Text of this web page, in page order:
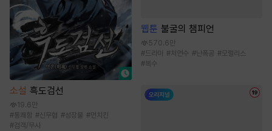
소설 흑도검선
19.6만
#통쾌함 #신무협 #성장물 #먼치킨
#검객/무사
웹툰 불굴의 챔피언
570.6만
#드라마 #처연수 #난폭공 #모럴리스
#복수